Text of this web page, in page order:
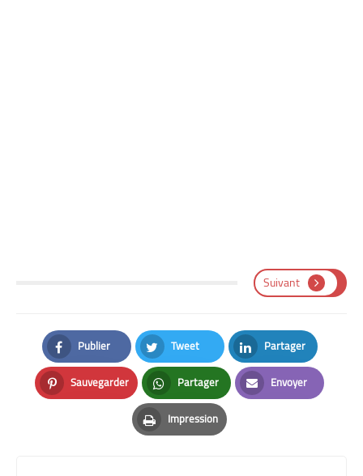
Suivant
Publier
Facebook
Tweet
Twitter
Partager
LinkedIn
Sauvegarder
Pinterest
Partager
Whatsapp
Envoyer
Email
Impression
Print